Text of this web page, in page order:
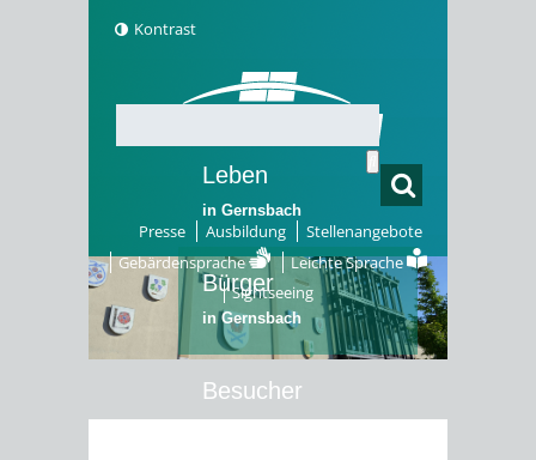
Kontrast
Presse Ausbildung
Stellenangebote
Gebärdensprache
Leichte Sprache
Sightseeing
Leben
in Gernsbach
Bürger
in Gernsbach
Besucher